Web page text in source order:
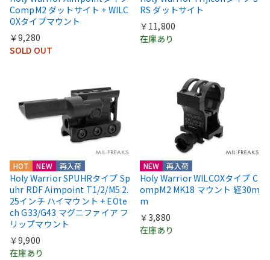
CompM2 ダットサイト + WILC
OXタイプマウント
￥9,280
SOLD OUT
RS ダットサイト
￥11,800
在庫あり
HOT NEW 再入荷
Holy Warrior SPUHRタイプ Sp
uhr RDF Aimpoint T1/2/M5 2.
25インチ ハイマウント + EOte
ch G33/G43 マグニファイア フ
リップマウント
￥9,900
在庫あり
NEW 再入荷
Holy Warrior WILCOXタイプ C
ompM2 MK18 マウント 経30m
m
￥3,880
在庫あり